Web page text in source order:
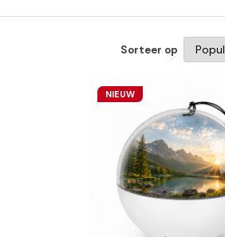
Sorteer op
NIEUW